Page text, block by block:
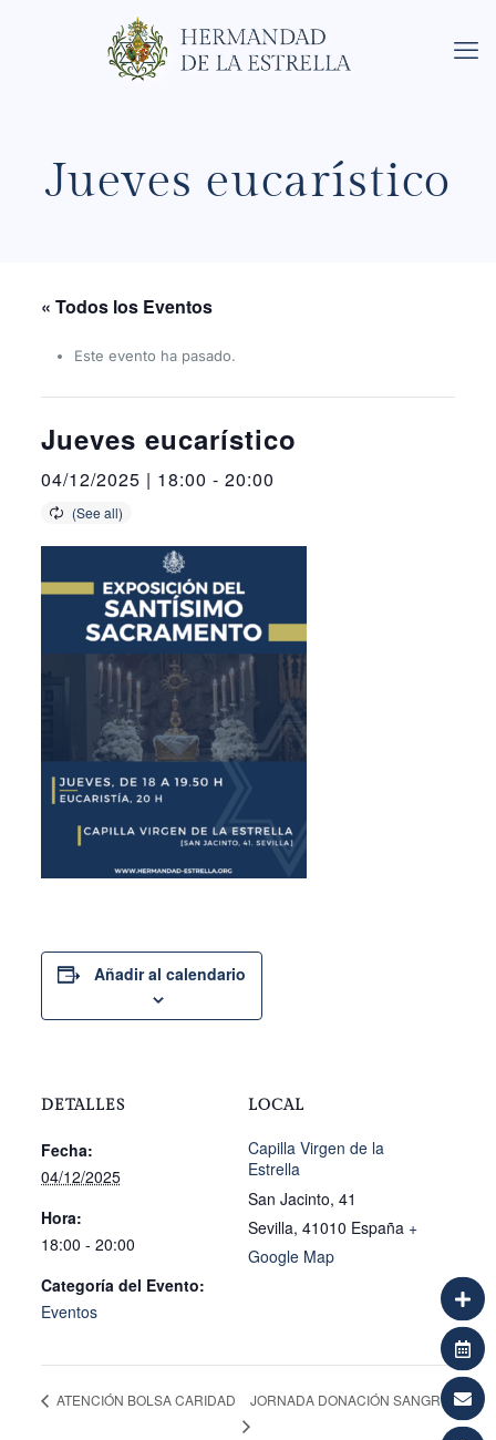
Jueves eucarístico
« Todos los Eventos
Este evento ha pasado.
Jueves eucarístico
04/12/2025 | 18:00 - 20:00
Añadir al calendario
DETALLES
Fecha:
04/12/2025
Hora:
18:00 - 20:00
Categoría del Evento:
Eventos
LOCAL
Capilla Virgen de la
Estrella
San Jacinto, 41
Sevilla, 41010 España +
Google Map
ATENCIÓN BOLSA CARIDAD JORNADA DONACIÓN SANGRE